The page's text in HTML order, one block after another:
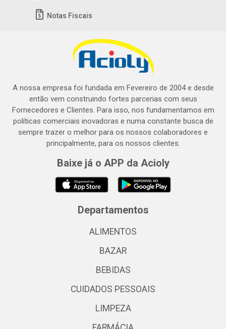
Notas Fiscais
A nossa empresa foi fundada em Fevereiro de 2004 e desde
então vem construindo fortes parcerias com seus
Fornecedores e Clientes. Para isso, nos fundamentamos em
políticas comerciais inovadoras e numa constante busca de
sempre trazer o melhor para os nossos colaboradores e
principalmente, para os nossos clientes.
Baixe já o APP da Acioly
Departamentos
ALIMENTOS
BAZAR
BEBIDAS
CUIDADOS PESSOAIS
LIMPEZA